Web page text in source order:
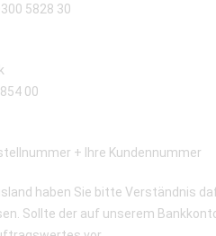
5828 30
00
+ Ihre Kundennummer
haben Sie bitte Verständnis
Sollte der auf unserem